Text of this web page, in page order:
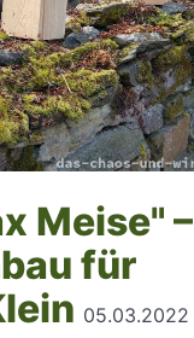
Meise" –
für
05.03.2022